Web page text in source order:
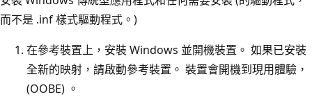
而不是 .inf 樣式驅動程式。)
在參考裝置上，安裝 Windows 並開機裝置。 如果已安裝
全新的映射，請啟動參考裝置。 裝置會開機到現用體驗，
(OOBE) 。